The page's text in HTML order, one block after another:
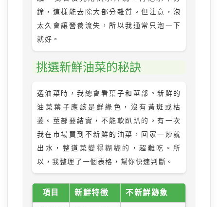
鐘，這樣能去除大部分雜質。但注意，泡
太久會讓營養流失，所以我通常只泡一下
就好。
挑選新鮮油菜的秘訣
選油菜時，我總會看葉子和莖部。新鮮的
油菜葉子應該是鮮綠色，沒有黃斑或枯
萎。莖部要結實，不能軟趴趴的。有一次
我在市場買到不新鮮的油菜，回家一炒就
出水，整道菜變得糊糊的，超難吃。所
以，我整理了一個表格，幫你快速判斷。
項目 新鮮特徵 不新鮮跡象